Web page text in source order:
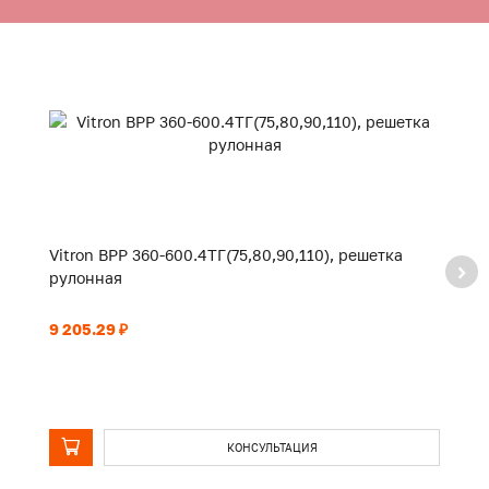
Vitron ВРР 360-600.4ТГ(75,80,90,110), решетка
рулонная
9 205.29 ₽
КОНСУЛЬТАЦИЯ